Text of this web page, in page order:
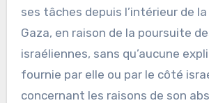
ses tâches depuis l’intérieur de
Gaza, en raison de la poursuite
israéliennes, sans qu’aucune
fournie par elle ou par le côté
concernant les raisons de son